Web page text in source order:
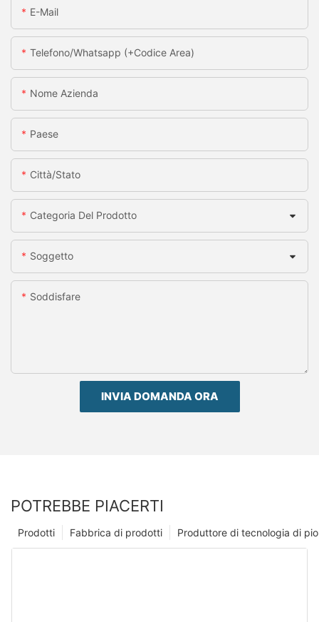
E-Mail
Telefono/whatsapp (+codice Area)
Nome Azienda
Paese
Città/stato
Categoria Del Prodotto
Soggetto
Soddisfare
INVIA DOMANDA ORA
POTREBBE PIACERTI
Produttore di tecnologia di
Fabbrica di prodotti
Prodotti